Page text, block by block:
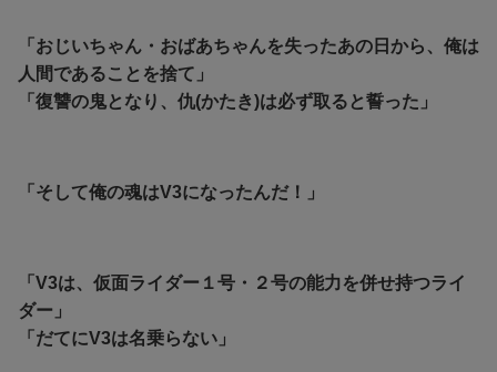
「おじいちゃん・おばあちゃんを失ったあの日から、俺は
人間であることを捨て」
「復讐の鬼となり、仇(かたき)は必ず取ると誓った」
「そして俺の魂はV3になったんだ！」
「V3は、仮面ライダー１号・２号の能力を併せ持つライ
ダー」
「だてにV3は名乗らない」